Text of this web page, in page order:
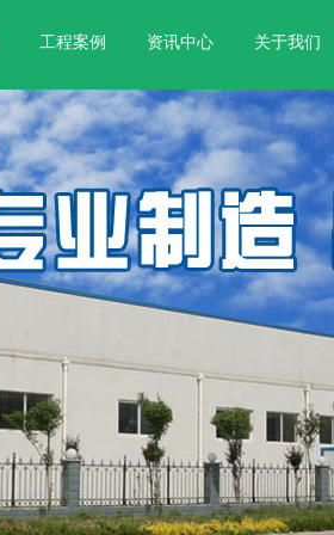
工程案例 资讯中心 关于我们